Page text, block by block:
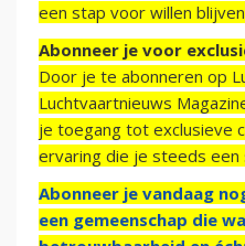
een stap voor willen
Abonneer je voor
Door je te abonneren op
Luchtvaartnieuws
je toegang tot exclusieve
ervaring die je steeds
Abonneer je vandaag
een gemeenschap die